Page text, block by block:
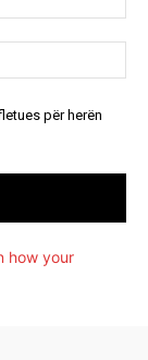
për herën
how your